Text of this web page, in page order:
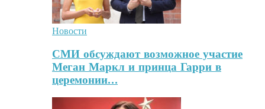
Новости
СМИ обсуждают возможное участие
Меган Маркл и принца Гарри в
церемонии…